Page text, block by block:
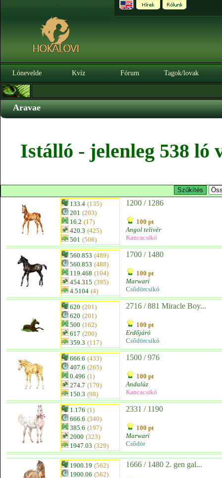
Lónevelde Kvíz Fórum Tagok/lovak
Aravae
Istálló - jelenleg 538 ló
133.4 (135)
201 (203)
16.2 (17)
420.3 (425)
501 (506)
1200 / 1286
100 pt
Angol telivér
Kancacsikó
560.853 (489)
560.853 (488)
119.468 (104)
454.315 (395)
4.5104 (4)
1700 / 1480
100 pt
Marwari
Csődörcsikó
620 (201)
620 (201)
500 (162)
617 (200)
359.3 (117)
2716 / 881 Miracle Boy...
100 pt
Erdőjáró
Csődörcsikó
666.6 (433)
407.6 (265)
0.496 (1)
274.7 (179)
150.3 (98)
1500 / 976
100 pt
Andalúz
Kancacsikó
1.176 (1)
666.6 (340)
385.6 (197)
2000 (323)
1947.03 (329)
2331 / 1190
100 pt
Marwari
Csődör
1900.19 (562)
1900.06 (562)
1666 / 1480 2. gen gal...